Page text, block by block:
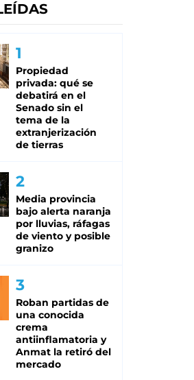
Propiedad
privada: qué se
debatirá en el
Senado sin el
tema de la
extranjerización
de tierras
Media provincia
bajo alerta naranja
por lluvias, ráfagas
de viento y posible
granizo
Roban partidas de
una conocida
crema
antiinflamatoria y
Anmat la retiró del
mercado